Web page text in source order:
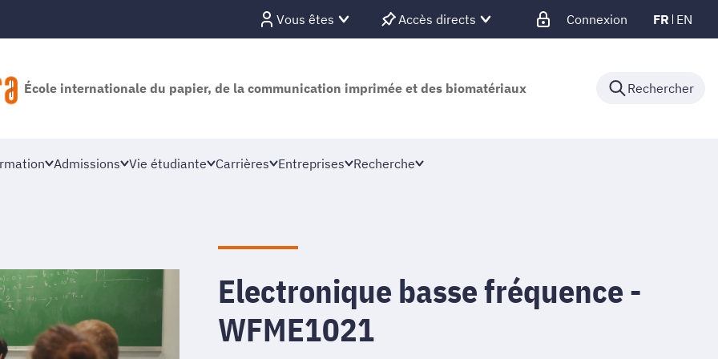
Vous êtes Accès directs Connexion FR EN
École internationale du papier, de la communication imprimée et des biomatériaux Rechercher
Admissions Vie étudiante Carrières Entreprises Recherche
Electronique basse fréquence -
WFME1021